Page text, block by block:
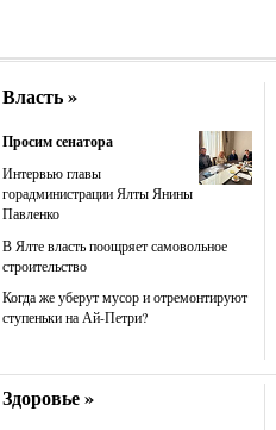
Власть »
Просим сенатора
Интервью главы
горадминистрации Ялты Янины
Павленко
В Ялте власть поощряет самовольное
строительство
Когда же уберут мусор и отремонтируют
ступеньки на Ай-Петри?
Здоровье »